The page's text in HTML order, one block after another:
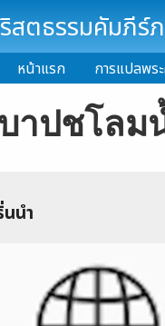
สตธรรมคัมภีร์
หน้าแรก การแปลพร
าปชโลม
นนำ